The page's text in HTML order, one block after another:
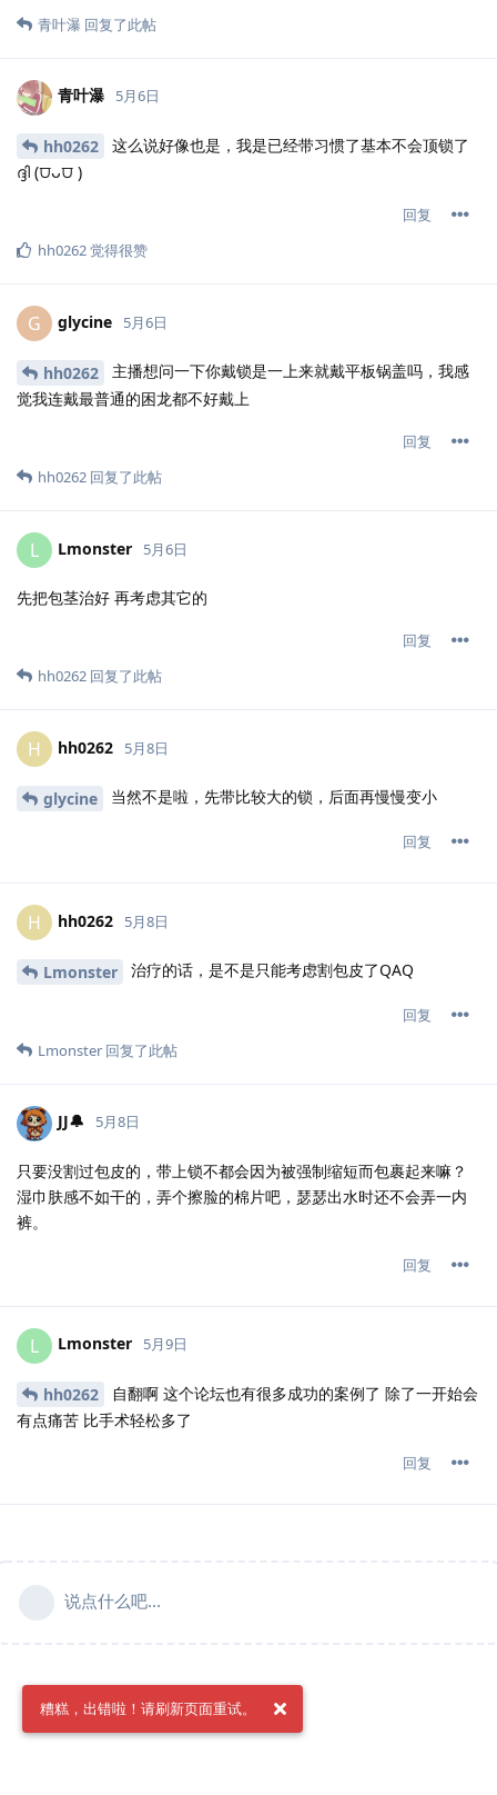
青叶瀑 回复了此帖
青叶瀑 5月6日
hh0262
这么说好像也是，我是已经带习惯了基本不会顶锁了
ദ്ദി (⩌ᴗ⩌ )
回复
hh0262觉得很赞
G glycine 5月6日
hh0262
主播想问一下你戴锁是一上来就戴平板锅盖吗，我感
觉我连戴最普通的困龙都不好戴上
回复
hh0262 回复了此帖
L Lmonster 5月6日
先把包茎治好 再考虑其它的
回复
hh0262 回复了此帖
H hh0262 5月8日
glycine 当然不是啦，先带比较大的锁，后面再慢慢变小
回复
H hh0262 5月8日
Lmonster 治疗的话，是不是只能考虑割包皮了QAQ
回复
Lmonster 回复了此帖
JJ🔔 5月8日
只要没割过包皮的，带上锁不都会因为被强制缩短而包裹起来嘛？
湿巾肤感不如干的，弄个擦脸的棉片吧，瑟瑟出水时还不会弄一内
裤。
回复
L Lmonster 5月9日
hh0262
自翻啊 这个论坛也有很多成功的案例了 除了一开始会
有点痛苦 比手术轻松多了
回复
说点什么吧...
糟糕，出错啦！请刷新页面重试。